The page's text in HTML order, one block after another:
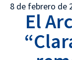
8 de febrero de
El